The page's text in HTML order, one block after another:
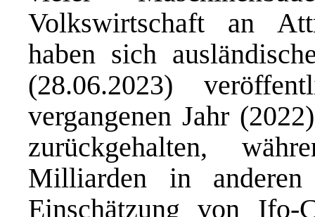
Volkswirtschaft an
haben sich
(28.06.2023)
vergangenen Jahr
zurückgehalten,
Milliarden in anderen
Einschätzung von